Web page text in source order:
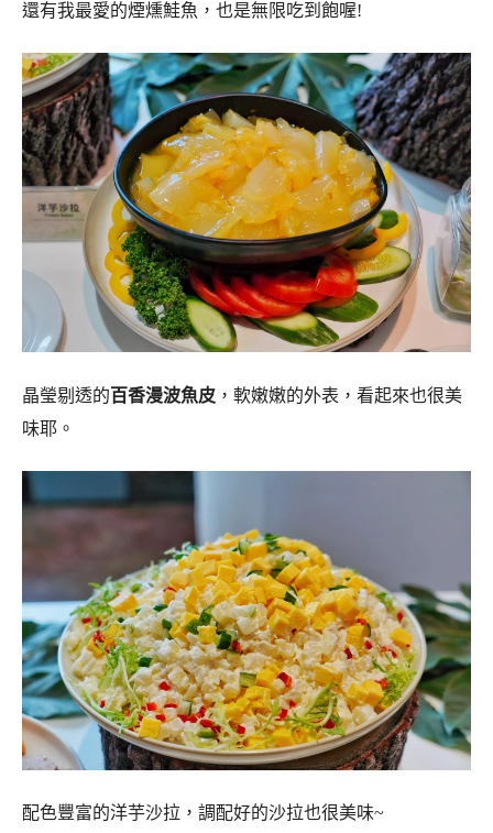
還有我最愛的煙燻鮭魚，也是無限吃到飽喔!
晶瑩剔透的百香漫波魚皮 ，軟嫩嫩的外表，看起來也很美
味耶。
配色豐富的洋芋沙拉，調配好的沙拉也很美味~